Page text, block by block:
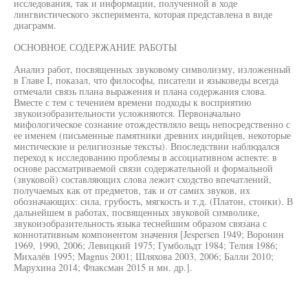
исследования, так и информации, полученной в ходе
лингвистического эксперимента, которая представлена в виде
диаграмм.
ОСНОВНОЕ СОДЕРЖАНИЕ РАБОТЫ
Анализ работ, посвященных звуковому символизму, изложенный
в Главе I, показал, что философы, писатели и языковеды всегда
отмечали связь плана выражения и плана содержания слова.
Вместе с тем с течением времени подходы к восприятию
звукоизобразительности усложняются. Первоначально
мифологическое сознание отождествляло вещь непосредственно с
ее именем (письменные памятники древних индийцев, некоторые
мистические и религиозные тексты). Впоследствии наблюдался
переход к исследованию проблемы в ассоциативном аспекте: в
основе рассматриваемой связи содержательной и формальной
(звуковой) составляющих слова лежит сходство впечатлений,
получаемых как от предметов, так и от самих звуков, их
обозначающих: сила, грубость, мягкость и т.д. (Платон, стоики). В
дальнейшем в работах, посвященных звуковой символике,
звукоизобразительность языка теснейшим образом связана с
коннотативным компонентом значения [Jespersen 1949; Воронин
1969, 1990, 2006; Левицкий 1975; Гумбольдт 1984; Телия 1986;
Михалёв 1995; Magnus 2001; Шляхова 2003, 2006; Балли 2010;
Марухина 2014; Флаксман 2015 и мн. др.].